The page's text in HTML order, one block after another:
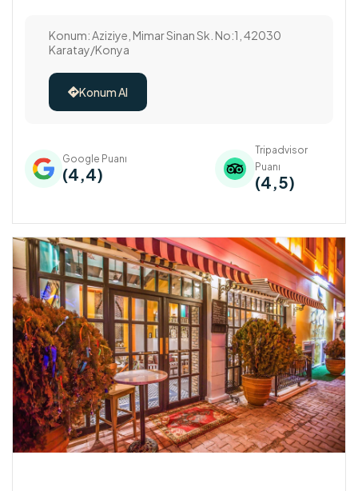
Konum: Aziziye, Mimar Sinan Sk. No:1, 42030
Karatay/Konya
Konum Al
Google Puanı
(4,4)
Tripadvisor
Puanı
(4,5)